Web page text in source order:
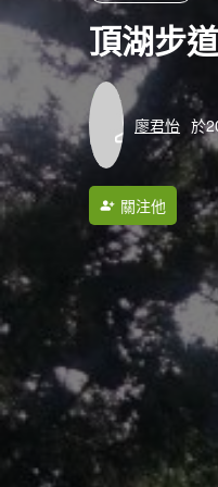
頂湖步
廖君怡 於
關注他